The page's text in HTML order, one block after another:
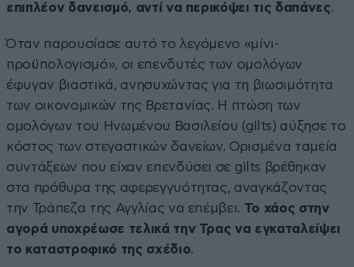
επιπλέον δανεισμό, αντί να περικόψει τις δαπάνες.
Όταν παρουσίασε αυτό το λεγόμενο «μίνι-
προϋπολογισμό», οι επενδυτές των ομολόγων
έφυγαν βιαστικά, ανησυχώντας για τη βιωσιμότητα
των οικονομικών της Βρετανίας. Η πτώση των
ομολόγων του Ηνωμένου Βασιλείου (gilts) αύξησε το
κόστος των στεγαστικών δανείων. Ορισμένα ταμεία
συντάξεων που είχαν επενδύσει σε gilts βρέθηκαν
στα πρόθυρα της αφερεγγυότητας, αναγκάζοντας
την Τράπεζα της Αγγλίας να επέμβει. Το χάος στην
αγορά υποχρέωσε τελικά την Τρας να εγκαταλείψει
το καταστροφικό της σχέδιο.